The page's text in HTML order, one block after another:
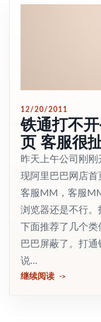
12/20/2011
铁通打不
页 客服很
昨天上午公司刚
现阿里巴巴网店
客服MM，客服
浏览器还是不行
下面推荐了几个
巴巴屏蔽了。打
说...
继续阅读